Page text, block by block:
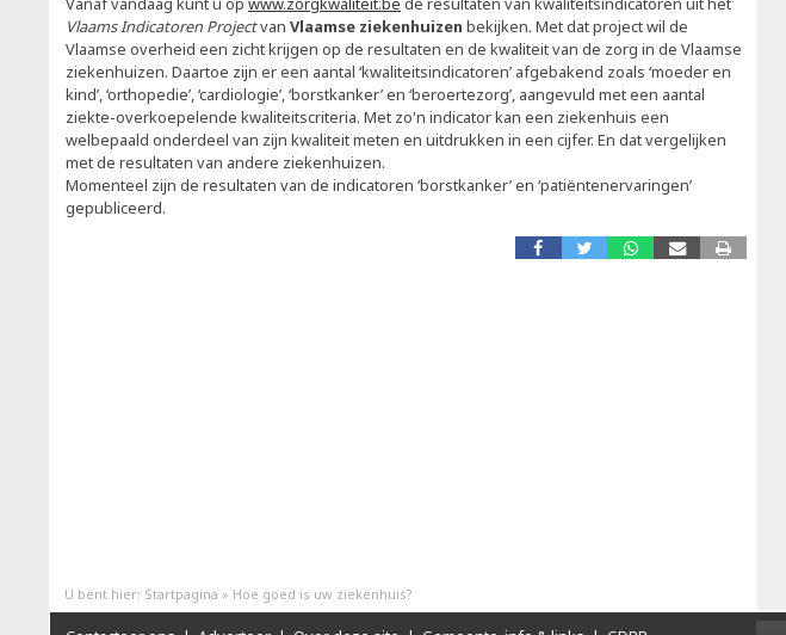
Vlaams Indicatoren Projectvan Vlaamse ziekenhuizen bekijken. Met dat project wil de
Vlaamse overheid een zicht krijgen op de resultaten en de kwaliteit van de zorg in de Vlaamse
ziekenhuizen. Daartoe zijn er een aantal ‘kwaliteitsindicatoren’ afgebakend zoals ‘moeder en
kind’, ‘orthopedie’, ‘cardiologie’, ‘borstkanker’ en ‘beroertezorg’, aangevuld met een aantal
ziekte-overkoepelende kwaliteitscriteria. Met zo'n indicator kan een ziekenhuis een
welbepaald onderdeel van zijn kwaliteit meten en uitdrukken in een cijfer. En dat vergelijken
met de resultaten van andere ziekenhuizen.
Momenteel zijn de resultaten van de indicatoren ‘borstkanker’ en ‘patiëntenervaringen’
gepubliceerd.
U bent hier: Startpagina » Hoe goed is uw ziekenhuis?